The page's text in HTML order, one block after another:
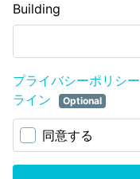
Building
プライバシーポリシー
ライン
Optional
同意する